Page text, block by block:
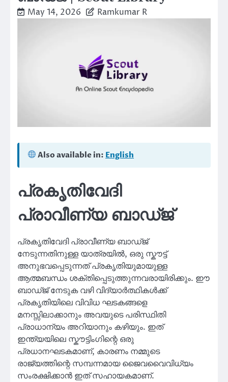
May 14, 2026 Ramkumar R
Also available in: English
പ്രകൃതിവേദി
പ്രാവീണ്യ ബാഡ്ജ്
പ്രകൃതിവേദി പ്രാവീണ്യ ബാഡ്ജ്
നേടുന്നതിനുള്ള യാത്രയിൽ, ഒരു സ്കൗട്ട്
അനുഭവപ്പെടുന്നത് പ്രകൃതിയുമായുള്ള
ആത്മബന്ധം ശക്തിപ്പെടുത്തുന്നവരായിരിക്കും. ഈ
ബാഡ്ജ് നേടുക വഴി വിദ്യാർത്ഥികൾക്ക്
പ്രകൃതിയിലെ വിവിധ ഘടകങ്ങളെ
മനസ്സിലാക്കാനും അവയുടെ പരിസ്ഥിതി
പ്രാധാന്യം അറിയാനും കഴിയും. ഇത്
ഇന്ത്യയിലെ സ്കൗട്ടിംഗിന്റെ ഒരു
പ്രധാനഘടകമാണ്, കാരണം നമ്മുടെ
രാജ്യത്തിന്റെ സമ്പന്നമായ ജൈവവൈവിധ്യം
സംരക്ഷിക്കാൻ ഇത് സഹായകമാണ്.